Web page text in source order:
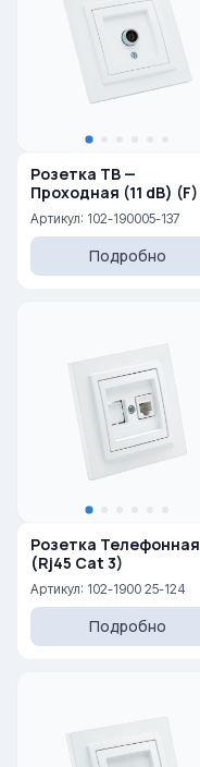
Розетка ТВ —
Проходная (11 dB) (F)
Артикул: 102-190005-137
Подробно
Розетка Телефонная
(Rj45 Cat 3)
Артикул: 102-1900 25-124
Подробно